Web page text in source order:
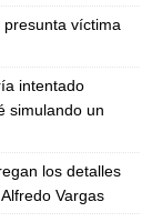
presunta víctima
intentado
simulando un
los detalles
Vargas